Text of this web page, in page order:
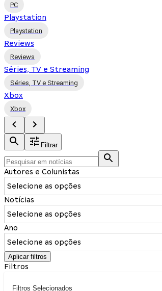
PC
Playstation
Playstation
Reviews
Reviews
Séries, TV e Streaming
Séries, TV e Streaming
Xbox
Xbox
Filtrar
Autores e Colunistas
Selecione as opções
Notícias
Selecione as opções
Ano
Selecione as opções
Aplicar filtros
Filtros
Filtros Selecionados